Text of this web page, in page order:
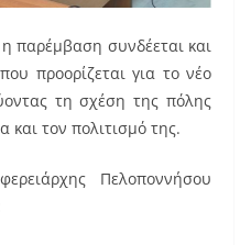
η παρέμβαση συνδέεται και
προορίζεται για το νέο
τη σχέση της πόλης
και τον πολιτισμό της.
Πελοποννήσου